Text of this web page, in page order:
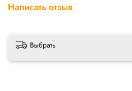
Написать отзыв
Выбрать